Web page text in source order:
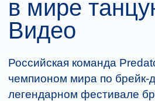
в мире
Видео
Российская команда
чемпионом мира по брейк-
легендарном фестивале